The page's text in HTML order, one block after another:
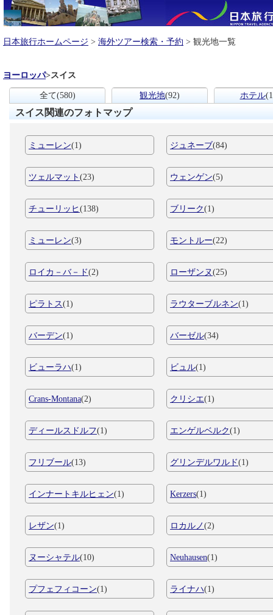
日本旅行ホームページ > 海外ツアー検索・予約 > 観光地一覧
ヨーロッパ>スイス
全て(580) 観光地(92) ホテル
スイス関連のフォトマップ
ミューレン(1) ジュネーブ(84)
ツェルマット(23) ウェンゲン(5)
チューリッヒ(138) ブリーク(1)
ミューレン(3) モントルー(22)
ロイカ－バ－ド(2) ローザンヌ(25)
ピラトス(1) ラウターブルネン(1)
バーデン(1) バーゼル(34)
ビューラハ(1) ビュル(1)
Crans-Montana(2) クリシエ(1)
ディールスドルフ(1) エンゲルベルク(1)
フリブール(13) グリンデルワルド(1)
インナートキルヒェン(1) Kerzers(1)
レザン(1) ロカルノ(2)
ヌーシャテル(10) Neuhausen(1)
プフェフィコーン(1) ライナハ(1)